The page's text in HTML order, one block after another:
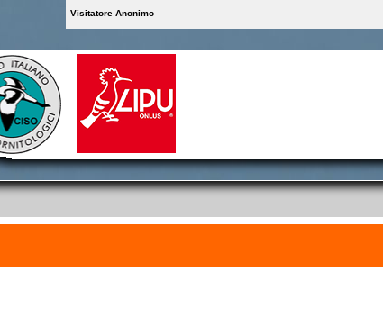
Visitatore Anonimo